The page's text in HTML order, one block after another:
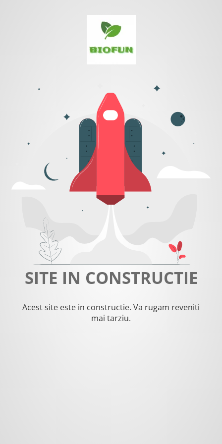
SITE IN CONSTRUCTIE
Acest site este in constructie. Va rugam reveniti
mai tarziu.